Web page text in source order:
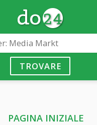
TROVARE
PAGINA INIZIALE